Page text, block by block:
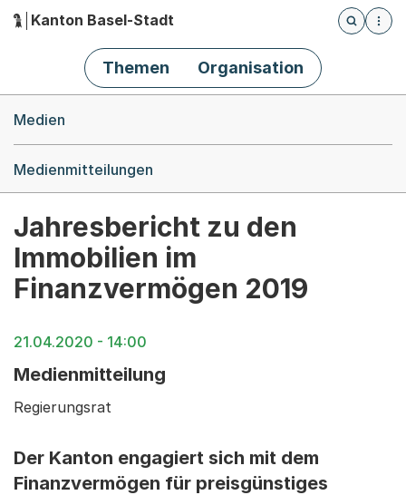
Hauptnavigation
Kanton Basel-Stadt
Öffnet
Themen Organisation
Medien
Medienmitteilungen
Jahresbericht zu den
Immobilien im
Finanzvermögen 2019
21.04.2020 - 14:00
Medienmitteilung
Regierungsrat
Der Kanton engagiert sich mit dem
Finanzvermögen für preisgünstiges